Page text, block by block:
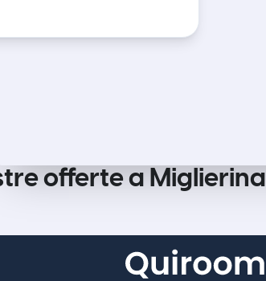
offerte a Miglierina